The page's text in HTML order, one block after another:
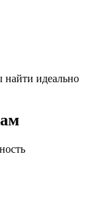
найти идеально